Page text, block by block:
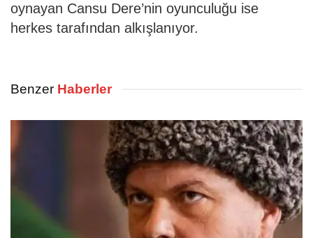
oynayan Cansu Dere’nin oyunculuğu ise
herkes tarafından alkışlanıyor.
Benzer Haberler